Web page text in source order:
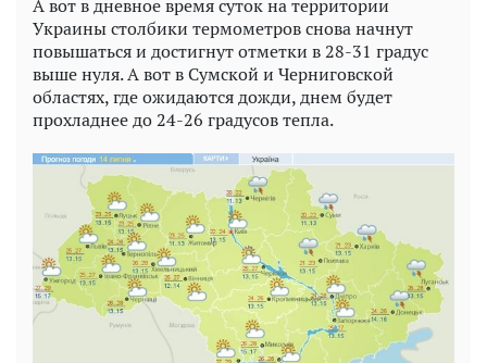
А вот в дневное время суток на территории
Украины столбики термометров снова начнут
повышаться и достигнут отметки в 28-31 градус
выше нуля. А вот в Сумской и Черниговской
областях, где ожидаются дожди, днем будет
прохладнее до 24-26 градусов тепла.